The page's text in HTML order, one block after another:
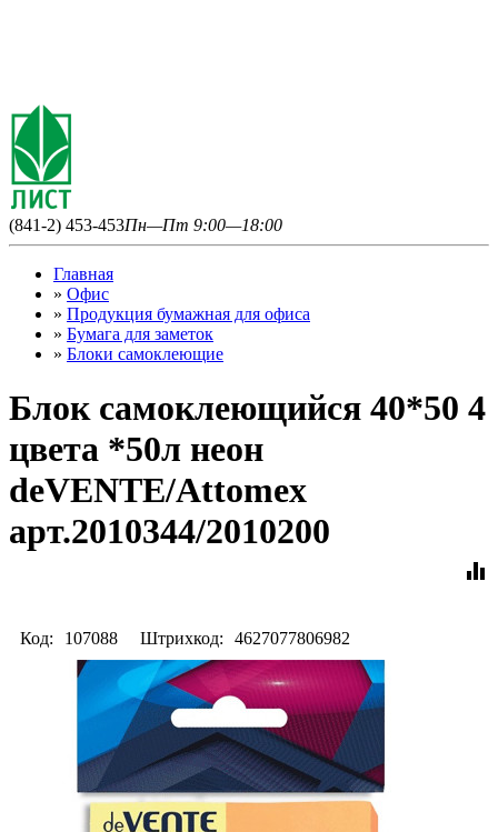
(841-2) 453-453Пн—Пт 9:00—18:00
Главная
» Офис
» Продукция бумажная для офиса
» Бумага для заметок
» Блоки самоклеющие
Блок самоклеющийся 40*50 4
цвета *50л неон
deVENTE/Attomex
арт.2010344/2010200
equalizer
Код: 107088 Штрихкод: 4627077806982